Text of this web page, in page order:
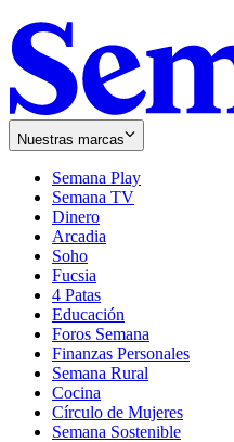
Nuestras marcas
Semana Play
Semana TV
Dinero
Arcadia
Soho
in
new
window
Fucsia
in
new
window
4 Patas
Educación
Foros Semana
Finanzas Personales
Semana Rural
Cocina
Círculo de Mujeres
Semana Sostenible